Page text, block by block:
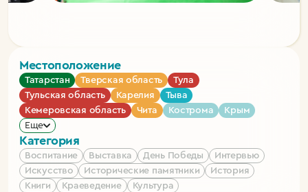
Местоположение
Татарстан Тверская область
Тула
Тульская область
Карелия
Тыва
Кемеровская область
Чита Кострома
Крым
Еще
Категория
Воспитание Выставка День Победы
Интервью
Искусство
Исторические памятники
История
Книги
Краеведение
Культура